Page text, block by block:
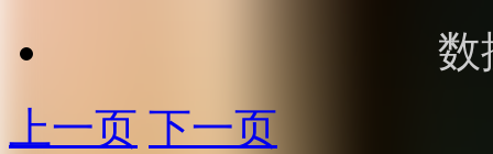
数
上一页 下一页